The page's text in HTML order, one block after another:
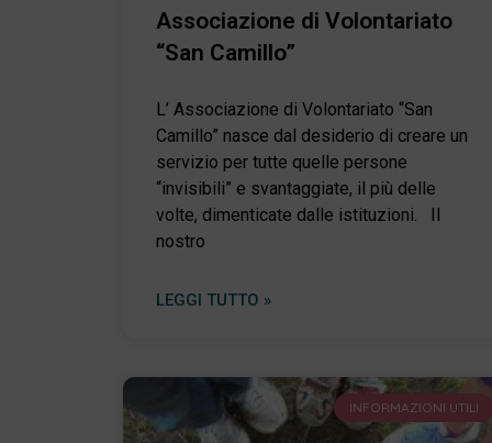
Associazione di Volontariato
“San Camillo”
L’ Associazione di Volontariato “San
Camillo” nasce dal desiderio di creare un
servizio per tutte quelle persone
“invisibili” e svantaggiate, il più delle
volte, dimenticate dalle istituzioni. Il
nostro
LEGGI TUTTO »
INFORMAZIONI UTILI